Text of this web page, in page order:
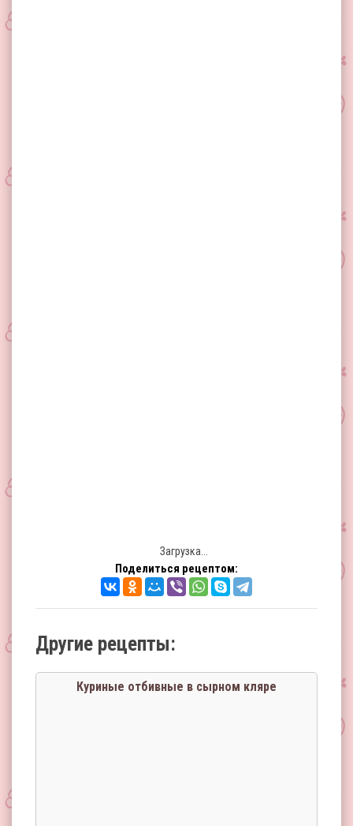
Загрузка...
Поделиться рецептом:
Другие рецепты:
Куриные отбивные в сырном кляре